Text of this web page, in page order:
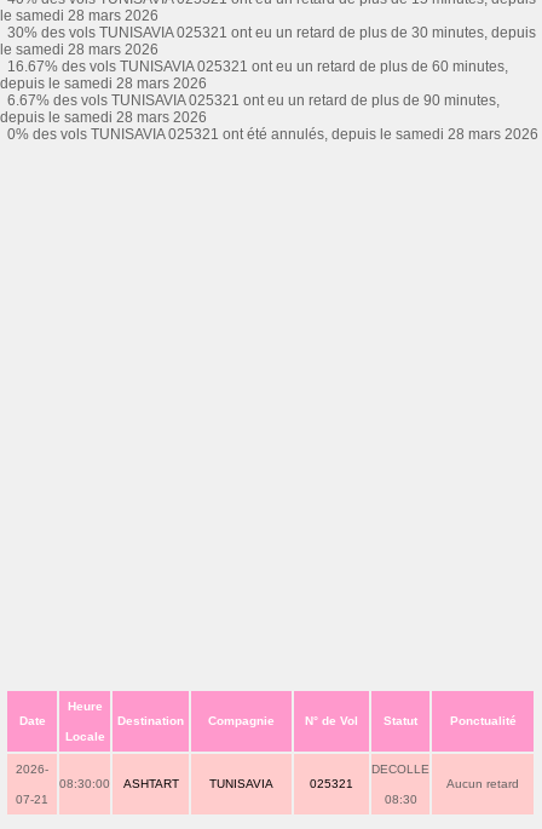
le samedi 28 mars 2026
30% des vols TUNISAVIA 025321 ont eu un retard de plus de 30 minutes, depuis
le samedi 28 mars 2026
16.67% des vols TUNISAVIA 025321 ont eu un retard de plus de 60 minutes,
depuis le samedi 28 mars 2026
6.67% des vols TUNISAVIA 025321 ont eu un retard de plus de 90 minutes,
depuis le samedi 28 mars 2026
0% des vols TUNISAVIA 025321 ont été annulés, depuis le samedi 28 mars 2026
Date
Heure
Locale
Destination Compagnie N° de Vol Statut Ponctualité
2026-
07-21
08:30:00 ASHTART TUNISAVIA 025321
DECOLLE
08:30
Aucun retard